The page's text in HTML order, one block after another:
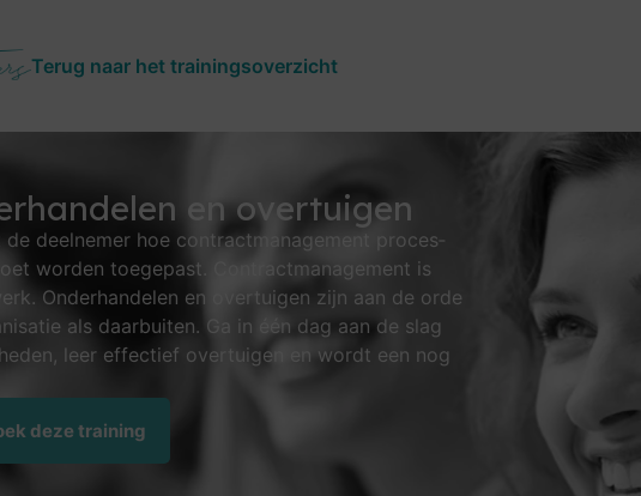
Terug naar het trainingsoverzicht
en overtuigen
deelnemer hoe con­tract­man­a­ge­ment pro­ces­
worden toegepast. Contractmanage­ment is
Onder­han­delen en over­tui­gen zijn aan de orde
als daar­bui­ten. Ga in één dag aan de slag
leer effectief over­tui­gen en wordt een nog
deze training